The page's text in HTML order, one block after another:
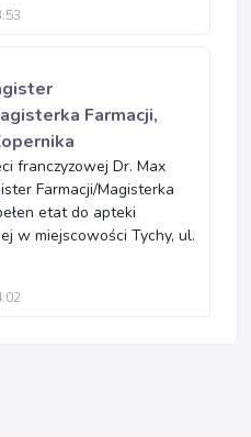
Farmacji,
franczyzowej Dr. Max
Farmacji/Magisterka
etat do apteki
w miejscowości Tychy, ul.